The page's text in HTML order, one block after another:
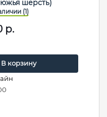
шерсть)
р.
В корзину